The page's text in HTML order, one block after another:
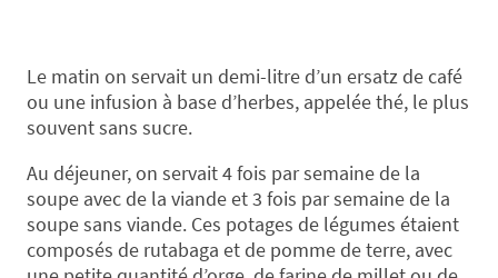
Le matin on servait un demi-litre d’un ersatz de café
ou une infusion à base d’herbes, appelée thé, le plus
souvent sans sucre.
Au déjeuner, on servait 4 fois par semaine de la
soupe avec de la viande et 3 fois par semaine de la
soupe sans viande. Ces potages de légumes étaient
composés de rutabaga et de pomme de terre, avec